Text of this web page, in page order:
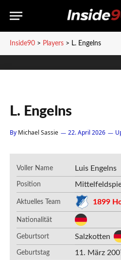
Inside90 > Players > L. Engelns
L. Engelns
By Michael Sassie 22. April 2026
Voller Name Luis Engelns
Position
Aktuelles Team 1899
Nationalität
Geburtsort Salzkotten
Geburtstag 11. März